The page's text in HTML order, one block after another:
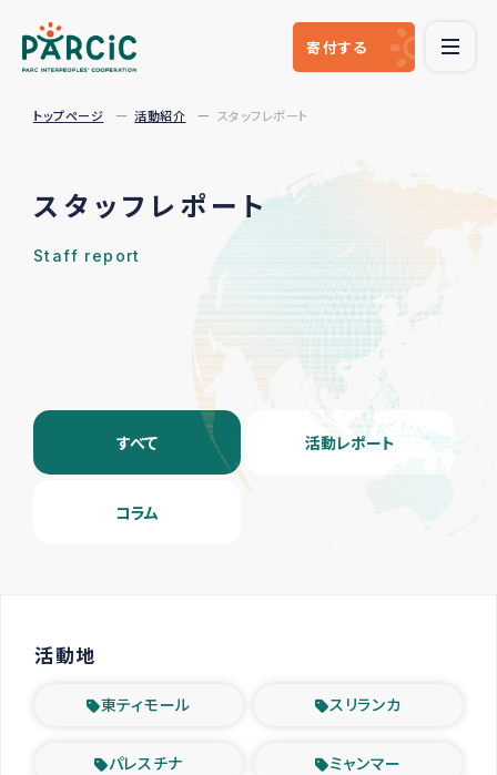
寄付する
トップページ 活動紹介 スタッフレポート
スタッフレポート
Staff report
すべて 活動レポート
コラム
活動地
東ティモール スリランカ
パレスチナ ミャンマー